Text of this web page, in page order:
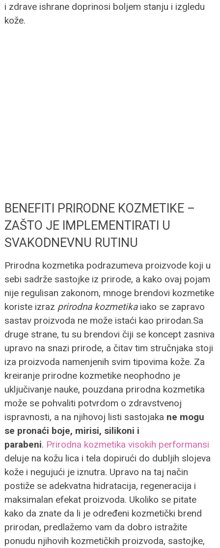
i zdrave ishrane doprinosi boljem stanju i izgledu
kože.
BENEFITI PRIRODNE KOZMETIKE –
ZAŠTO JE IMPLEMENTIRATI U
SVAKODNEVNU RUTINU
Prirodna kozmetika podrazumeva proizvode koji u
sebi sadrže sastojke iz prirode, a kako ovaj pojam
nije regulisan zakonom, mnoge brendovi kozmetike
koriste izraz prirodna kozmetikaiako se zapravo
sastav proizvoda ne može istaći kao prirodan.Sa
druge strane, tu su brendovi čiji se koncept zasniva
upravo na snazi prirode, a čitav tim stručnjaka stoji
iza proizvoda namenjenih svim tipovima kože. Za
kreiranje prirodne kozmetike neophodno je
uključivanje nauke, pouzdana prirodna kozmetika
može se pohvaliti potvrdom o zdravstvenoj
ispravnosti, a na njihovoj listi sastojaka ne mogu
se pronaći boje, mirisi, silikoni i
parabeni. Prirodna kozmetika visokih performansi
deluje na kožu lica i tela dopirući do dubljih slojeva
kože i negujući je iznutra. Upravo na taj način
postiže se adekvatna hidratacija, regeneracija i
maksimalan efekat proizvoda. Ukoliko se pitate
kako da znate da li je određeni kozmetički brend
prirodan, predlažemo vam da dobro istražite
ponudu njihovih kozmetičkih proizvoda, sastojke,